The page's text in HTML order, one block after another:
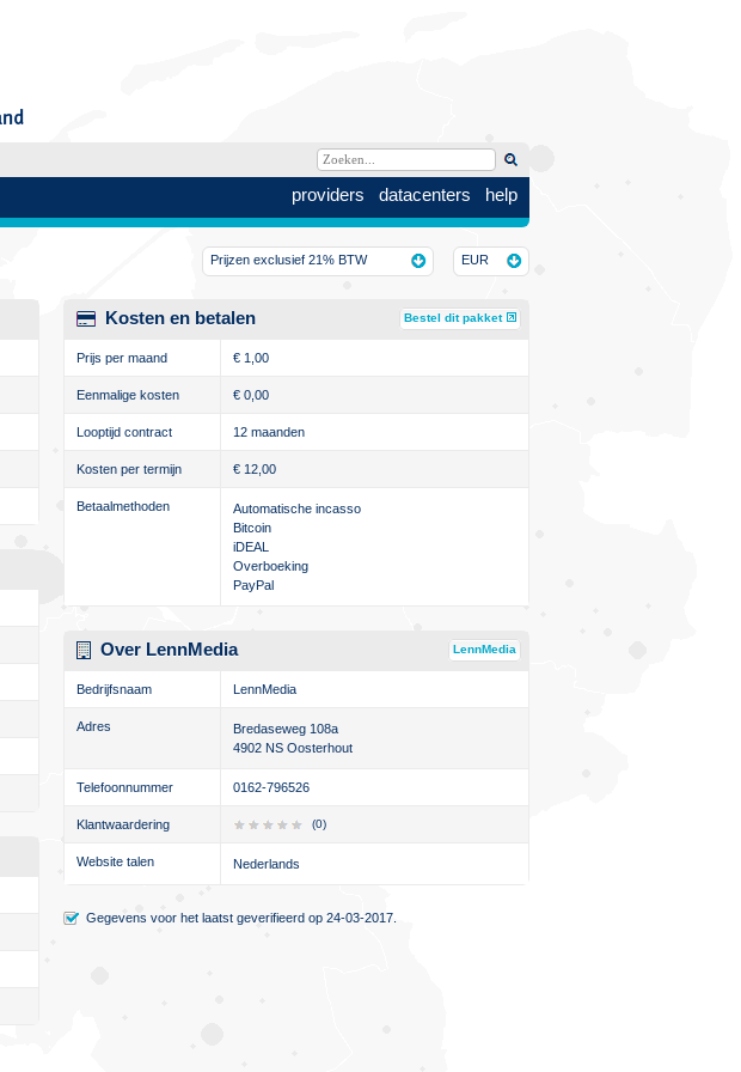
providers datacenters help
EUR
Prijzen exclusief 21% BTW
Kosten en betalen Bestel dit pakket
Prijs per maand € 1,00
Eenmalige kosten € 0,00
Looptijd contract 12 maanden
Kosten per termijn € 12,00
Betaalmethoden
Automatische incasso
Bitcoin
iDEAL
Overboeking
PayPal
Over LennMedia LennMedia
Bedrijfsnaam LennMedia
Adres
Bredaseweg 108a
4902 NS Oosterhout
Telefoonnummer 0162-796526
Klantwaardering (0)
Website talen Nederlands
Gegevens voor het laatst geverifieerd op 24-03-2017.